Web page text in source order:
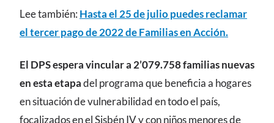
Lee también: Hasta el 25 de julio puedes reclamar
el tercer pago de 2022 de Familias en Acción.
El DPS espera vincular a 2’079.758 familias nuevas
en esta etapadel programa que beneficia a hogares
en situación de vulnerabilidad en todo el país,
focalizados en el Sisbén IV y con niños menores de